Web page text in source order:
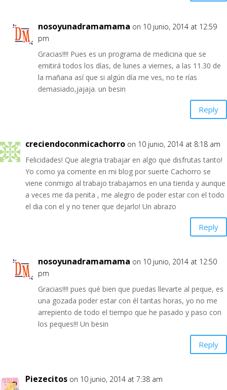
nosoyunadramamama on 10 junio, 2014 at 12:59
pm
Gracias!!!! Pues es un programa de medicina que se
emitirá todos los días, de lunes a viernes, a las 11.30 de
la mañana así que si algún día me ves, no te rías
demasiado,jajaja. un besin
Reply
creciendoconmicachorro on 10 junio, 2014 at 8:18 am
Felicidades! Que alegria trabajar en algo que disfrutas tanto!
Yo como ya comente en mi blog por suerte Cachorro se
viene conmigo al trabajo trabajamos en una tienda y aunque
a veces me da penita , me alegro de poder estar con el todo
el dia con el y no tener que dejarlo! Un abrazo
Reply
nosoyunadramamama on 10 junio, 2014 at 12:50
pm
Gracias!!!! pues qué bien que puedas llevarte al peque, es
una gozada poder estar con él tantas horas, yo no me
arrepiento de todo el tiempo que he pasado y paso con
los peques!!! Un besin
Reply
Piezecitos on 10 junio, 2014 at 7:38 am